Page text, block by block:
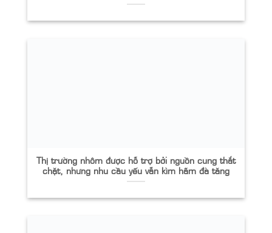
Thị trường nhôm được hỗ trợ bởi nguồn cung thắt
chặt, nhưng nhu cầu yếu vẫn kìm hãm đà tăng